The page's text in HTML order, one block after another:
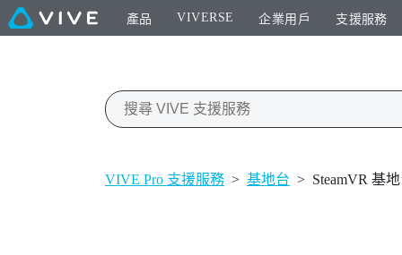
產品 VIVERSE 企業用戶 支援服務
VIVE Pro 支援服務 > 基地台 > SteamVR 基